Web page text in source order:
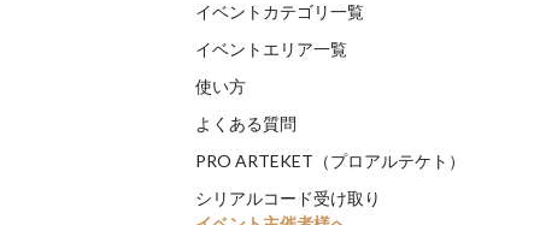
イベントカテゴリ一覧
イベントエリア一覧
使い方
よくある質問
PRO ARTEKET（プロアルテケト）
シリアルコード受け取り